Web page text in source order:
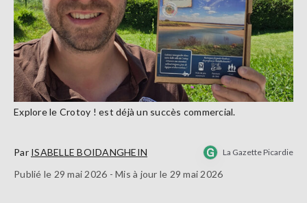
Explore le Crotoy ! est déjà un succès commercial.
Par ISABELLE BOIDANGHEIN La Gazette Picardie
Publié le 29 mai 2026 - Mis à jour le 29 mai 2026